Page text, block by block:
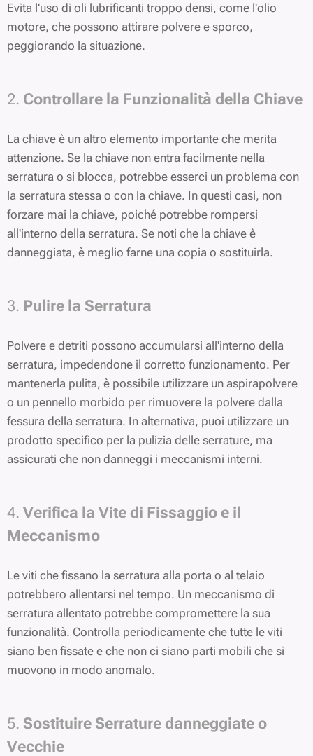
Evita l'uso di oli lubrificanti troppo densi, come l'olio
motore, che possono attirare polvere e sporco,
peggiorando la situazione.
2. Controllare la Funzionalità della Chiave
La chiave è un altro elemento importante che merita
attenzione. Se la chiave non entra facilmente nella
serratura o si blocca, potrebbe esserci un problema con
la serratura stessa o con la chiave. In questi casi, non
forzare mai la chiave, poiché potrebbe rompersi
all'interno della serratura. Se noti che la chiave è
danneggiata, è meglio farne una copia o sostituirla.
3. Pulire la Serratura
Polvere e detriti possono accumularsi all'interno della
serratura, impedendone il corretto funzionamento. Per
mantenerla pulita, è possibile utilizzare un aspirapolvere
o un pennello morbido per rimuovere la polvere dalla
fessura della serratura. In alternativa, puoi utilizzare un
prodotto specifico per la pulizia delle serrature, ma
assicurati che non danneggi i meccanismi interni.
4. Verifica la Vite di Fissaggio e il
Meccanismo
Le viti che fissano la serratura alla porta o al telaio
potrebbero allentarsi nel tempo. Un meccanismo di
serratura allentato potrebbe compromettere la sua
funzionalità. Controlla periodicamente che tutte le viti
siano ben fissate e che non ci siano parti mobili che si
muovono in modo anomalo.
5. Sostituire Serrature danneggiate o
Vecchie